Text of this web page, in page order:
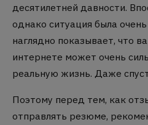
десятилетней давности.
однако ситуация была
наглядно показывает, что
интернете может очень
реальную жизнь. Даже
Поэтому перед тем, как
отправлять резюме,